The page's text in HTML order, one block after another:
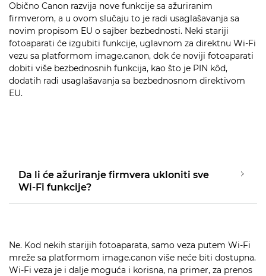
Obično Canon razvija nove funkcije sa ažuriranim
firmverom, a u ovom slučaju to je radi usaglašavanja sa
novim propisom EU o sajber bezbednosti. Neki stariji
fotoaparati će izgubiti funkcije, uglavnom za direktnu Wi-Fi
vezu sa platformom image.canon, dok će noviji fotoaparati
dobiti više bezbednosnih funkcija, kao što je PIN kôd,
dodatih radi usaglašavanja sa bezbednosnom direktivom
EU.
Da li će ažuriranje firmvera ukloniti sve
Wi-Fi funkcije?
Ne. Kod nekih starijih fotoaparata, samo veza putem Wi-Fi
mreže sa platformom image.canon više neće biti dostupna.
Wi-Fi veza je i dalje moguća i korisna, na primer, za prenos